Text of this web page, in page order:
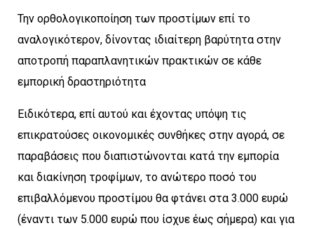
Την ορθολογικοποίηση των προστίμων επί το
αναλογικότερον, δίνοντας ιδιαίτερη βαρύτητα στην
αποτροπή παραπλανητικών πρακτικών σε κάθε
εμπορική δραστηριότητα
Ειδικότερα, επί αυτού και έχοντας υπόψη τις
επικρατούσες οικονομικές συνθήκες στην αγορά, σε
παραβάσεις που διαπιστώνονται κατά την εμπορία
και διακίνηση τροφίμων, το ανώτερο ποσό του
επιβαλλόμενου προστίμου θα φτάνει στα 3.000 ευρώ
(έναντι των 5.000 ευρώ που ίσχυε έως σήμερα) και για